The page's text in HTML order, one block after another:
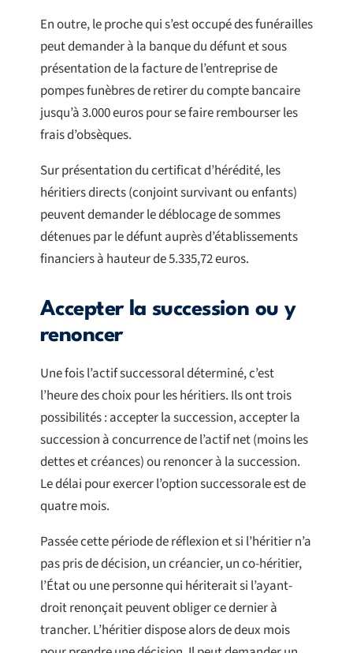
En outre, le proche qui s’est occupé des funérailles
peut demander à la banque du défunt et sous
présentation de la facture de l’entreprise de
pompes funèbres de retirer du compte bancaire
jusqu’à 3.000 euros pour se faire rembourser les
frais d’obsèques.
Sur présentation du certificat d’hérédité, les
héritiers directs (conjoint survivant ou enfants)
peuvent demander le déblocage de sommes
détenues par le défunt auprès d’établissements
financiers à hauteur de 5.335,72 euros.
Accepter la succession ou y
renoncer
Une fois l’actif successoral déterminé, c’est
l’heure des choix pour les héritiers. Ils ont trois
possibilités : accepter la succession, accepter la
succession à concurrence de l’actif net (moins les
dettes et créances) ou renoncer à la succession.
Le délai pour exercer l’option successorale est de
quatre mois.
Passée cette période de réflexion et si l’héritier n’a
pas pris de décision, un créancier, un co-héritier,
l’État ou une personne qui hériterait si l’ayant-
droit renonçait peuvent obliger ce dernier à
trancher. L’héritier dispose alors de deux mois